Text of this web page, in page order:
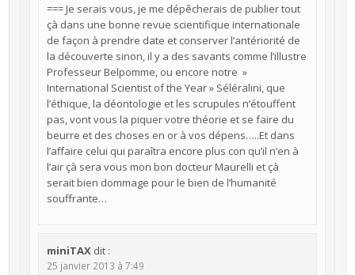
=== Je serais vous, je me dépêcherais de publier tout
çà dans une bonne revue scientifique internationale
de façon à prendre date et conserver l’antériorité de
la découverte sinon, il y a des savants comme l’illustre
Professeur Belpomme, ou encore notre »
International Scientist of the Year » Séléralini, que
l’éthique, la déontologie et les scrupules n’étouffent
pas, vont vous la piquer votre théorie et se faire du
beurre et des choses en or à vos dépens…..Et dans
l’affaire celui qui paraîtra encore plus con qu’il n’en à
l’air çà sera vous mon bon docteur Maurelli et çà
serait bien dommage pour le bien de l’humanité
souffrante…
miniTAX dit :
25 janvier 2013 à 7:49